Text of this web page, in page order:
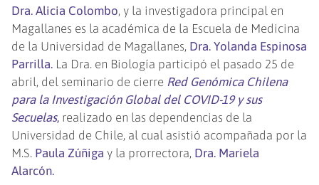
Dra. Alicia Colombo, y la investigadora principal en
Magallanes es la académica de la Escuela de Medicina
de la Universidad de Magallanes, Dra. Yolanda Espinosa
Parrilla. La Dra. en Biología participó el pasado 25 de
abril, del seminario de cierre Red Genómica Chilena
para la Investigación Global del COVID-19 y sus
Secuelas, realizado en las dependencias de la
Universidad de Chile, al cual asistió acompañada por la
M.S. Paula Zúñiga y la prorrectora, Dra. Mariela
Alarcón.